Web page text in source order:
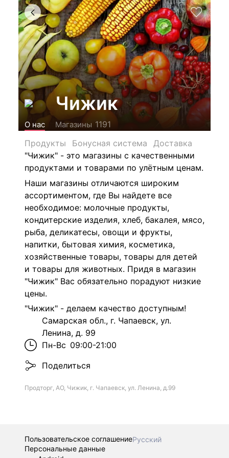
Чижик
О нас Магазины 1191
Продукты
Бонусная система
Доставка
"Чижик" - это магазины с качественными
продуктами и товарами по улётным ценам.
Наши магазины отличаются широким
ассортиментом, где Вы найдете все
необходимое: молочные продукты,
кондитерские изделия, хлеб, бакалея, мясо,
рыба, деликатесы, овощи и фрукты,
напитки, бытовая химия, косметика,
хозяйственные товары, товары для детей
и товары для животных. Придя в магазин
"Чижик" Вас обязательно порадуют низкие
цены.
"Чижик" - делаем качество доступным!
Самарская обл., г. Чапаевск, ул.
Ленина, д. 99
Пн-Вс 09:00-21:00
Поделиться
Продторг, АО, Чижик, г. Чапаевск, ул. Ленина, д.99
Пользовательское соглашениеРусский
Персональные данные